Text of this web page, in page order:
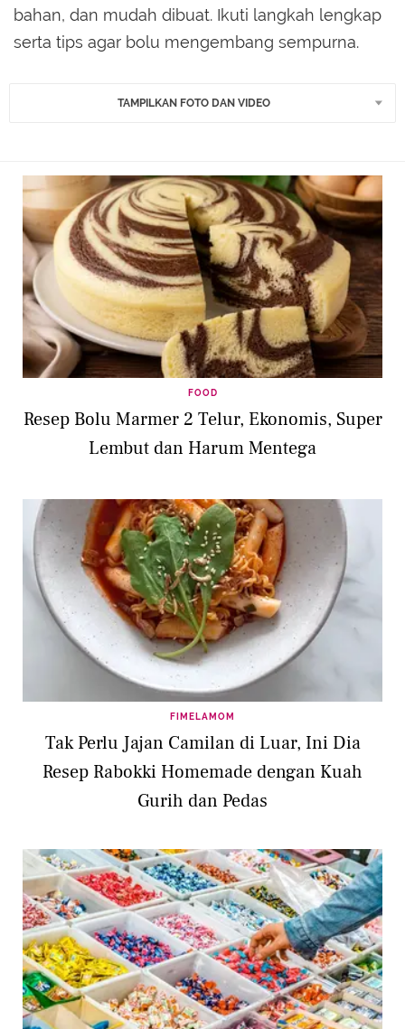
bahan, dan mudah dibuat. Ikuti langkah lengkap
serta tips agar bolu mengembang sempurna.
TAMPILKAN FOTO DAN VIDEO
FOOD
Resep Bolu Marmer 2 Telur, Ekonomis, Super
Lembut dan Harum Mentega
FIMELAMOM
Tak Perlu Jajan Camilan di Luar, Ini Dia
Resep Rabokki Homemade dengan Kuah
Gurih dan Pedas